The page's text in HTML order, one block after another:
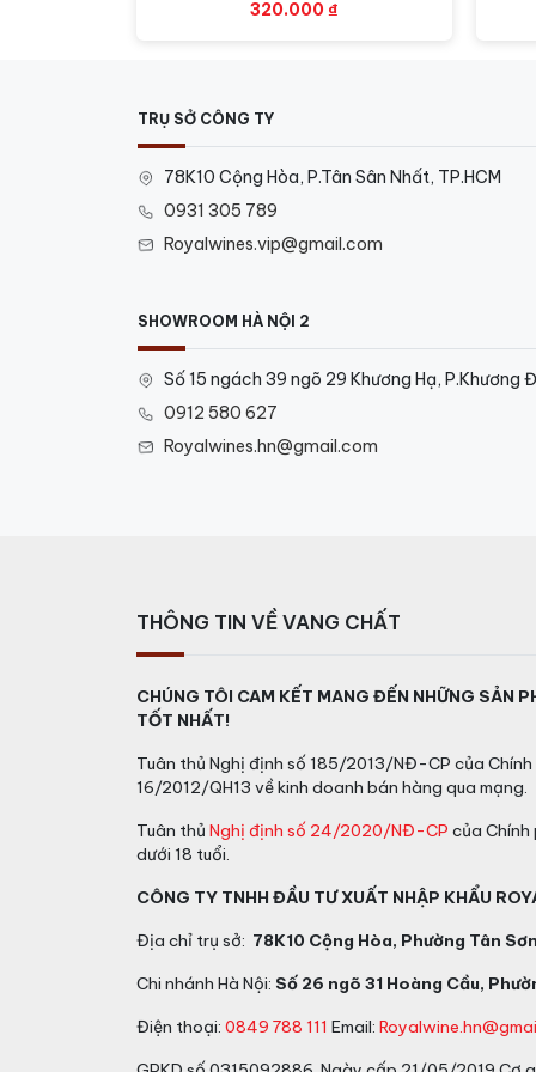
320.000 ₫
TRỤ SỞ CÔNG TY
78K10 Cộng Hòa, P.Tân Sân Nhất, TP.HCM
0931 305 789
Royalwines.vip@gmail.com
SHOWROOM HÀ NỘI 2
Số 15 ngách 39 ngõ 29 Khương Hạ, P.Khương
0912 580 627
Royalwines.hn@gmail.com
THÔNG TIN VỀ VANG CHẤT
CHÚNG TÔI CAM KẾT MANG ĐẾN NHỮNG SẢN
TỐT NHẤT!
Tuân thủ Nghị định số 185/2013/NĐ-CP của
16/2012/QH13 về kinh doanh bán hàng qua mạng.
Tuân thủ Nghị định số 24/2020/NĐ-CP của Chính
dưới 18 tuổi.
CÔNG TY TNHH ĐẦU TƯ XUẤT NHẬP KHẨU
Địa chỉ trụ sở: 78K10 Cộng Hòa, Phường Tân
Chi nhánh Hà Nội: Số 26 ngõ 31 Hoàng Cầu,
Điện thoại: 0849 788 111 Email: